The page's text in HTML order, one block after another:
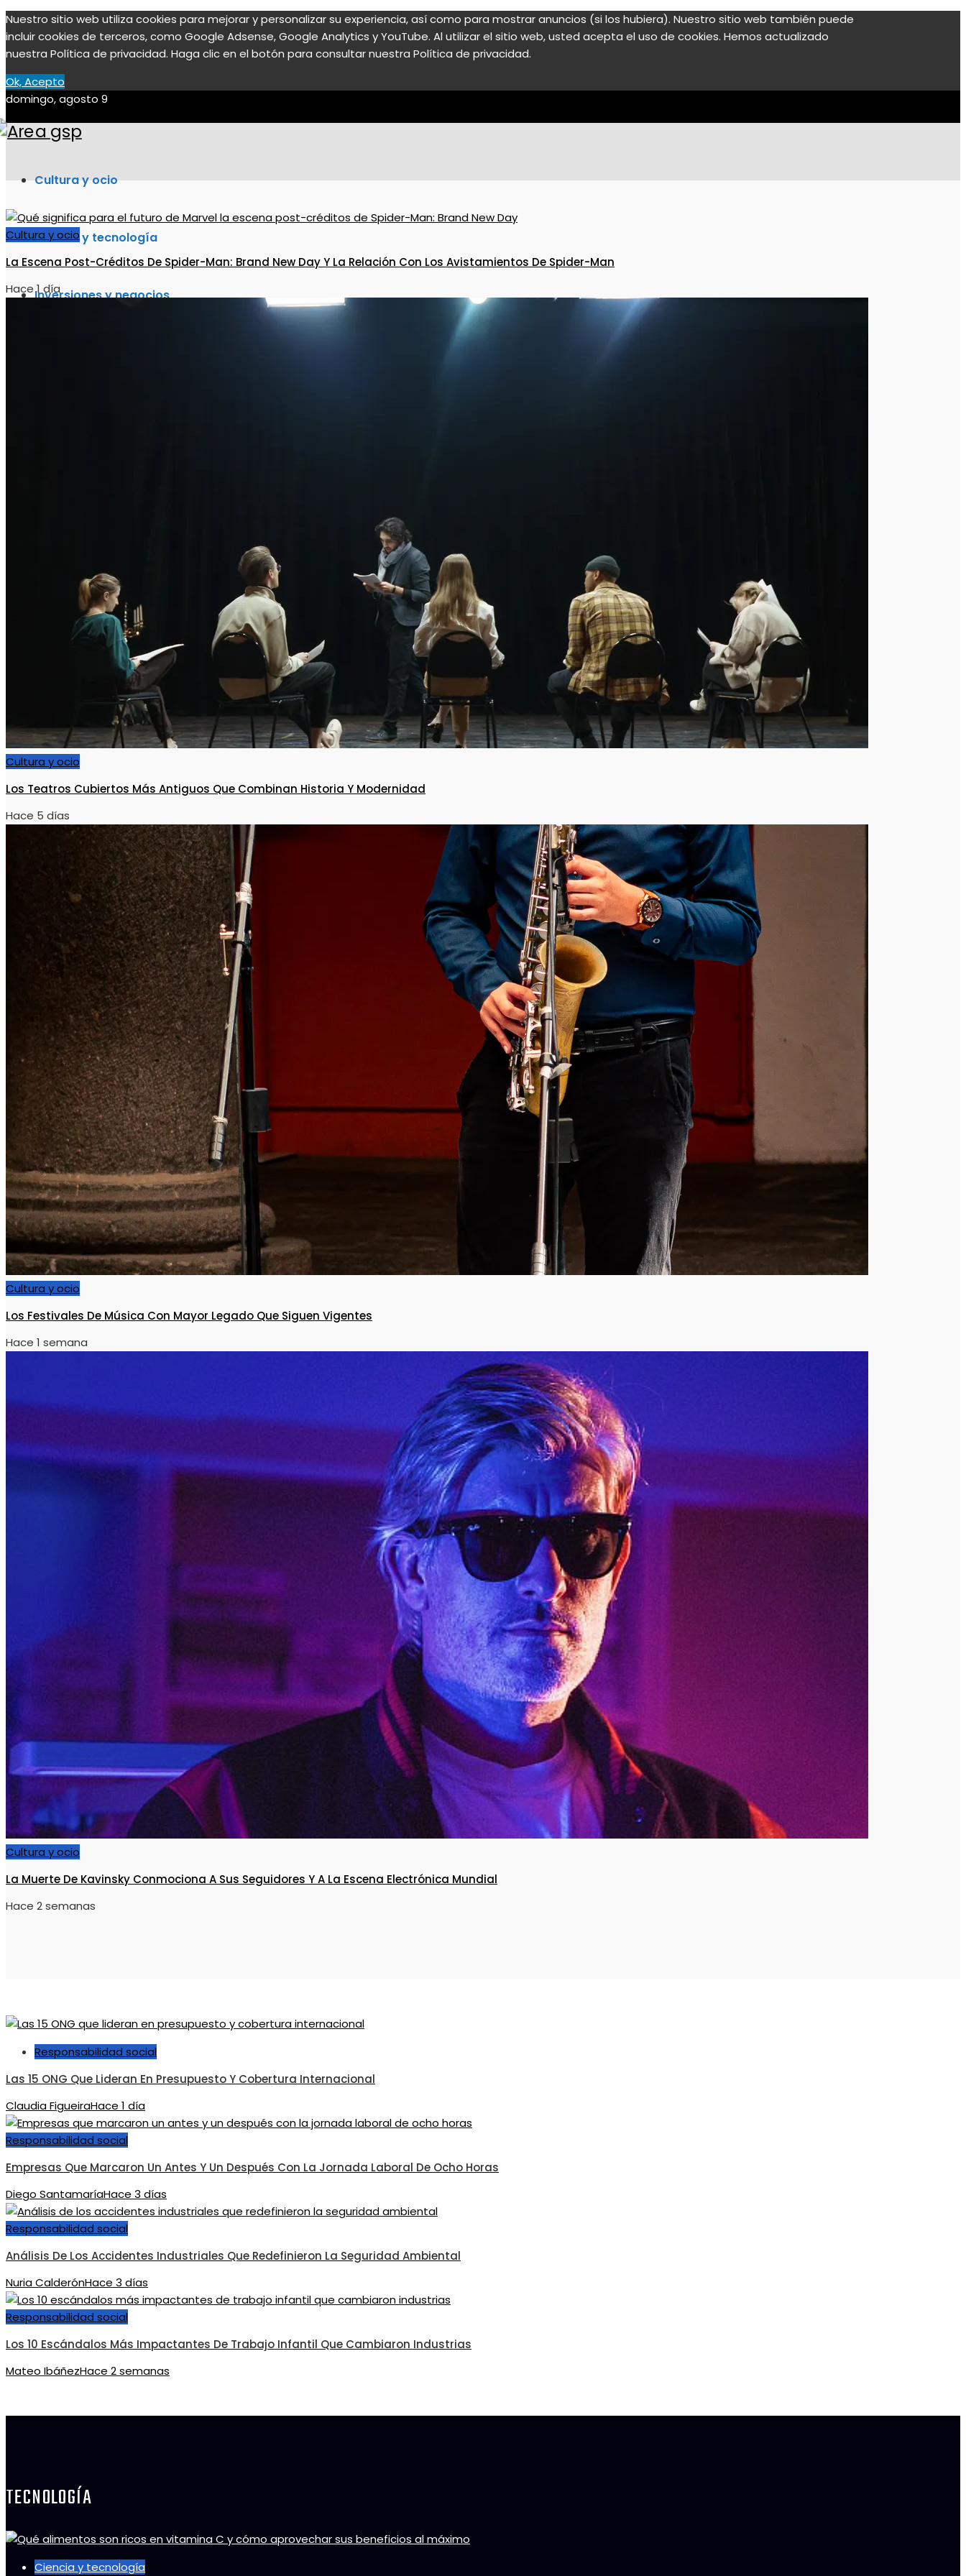
Nuestro sitio web utiliza cookies para mejorar y personalizar su experiencia, así como para mostrar anuncios (si los hubiera). Nuestro sitio web también puede
incluir cookies de terceros, como Google Adsense, Google Analytics y YouTube. Al utilizar el sitio web, usted acepta el uso de cookies. Hemos actualizado
nuestra Política de privacidad. Haga clic en el botón para consultar nuestra Política de privacidad.
Ok, Acepto
domingo, agosto 9
Cultura y ocio
Ciencia y tecnología
Inversiones y negocios
Cultura y ocio
La Escena Post-Créditos De Spider-Man: Brand New Day Y La Relación Con Los Avistamientos De Spider-Man
Hace 1 día
Cultura y ocio
Los Teatros Cubiertos Más Antiguos Que Combinan Historia Y Modernidad
Hace 5 días
Cultura y ocio
Los Festivales De Música Con Mayor Legado Que Siguen Vigentes
Hace 1 semana
Cultura y ocio
La Muerte De Kavinsky Conmociona A Sus Seguidores Y A La Escena Electrónica Mundial
Hace 2 semanas
Responsabilidad social
Las 15 ONG Que Lideran En Presupuesto Y Cobertura Internacional
Claudia FigueiraHace 1 día
Responsabilidad social
Empresas Que Marcaron Un Antes Y Un Después Con La Jornada Laboral De Ocho Horas
Diego SantamaríaHace 3 días
Responsabilidad social
Análisis De Los Accidentes Industriales Que Redefinieron La Seguridad Ambiental
Nuria CalderónHace 3 días
Responsabilidad social
Los 10 Escándalos Más Impactantes De Trabajo Infantil Que Cambiaron Industrias
Mateo IbáñezHace 2 semanas
TECNOLOGÍA
Ciencia y tecnología